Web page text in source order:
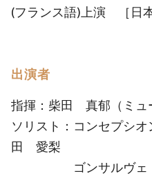
(フランス語)上演 ［日
出演者
指揮：柴田 真郁（ミュ
ソリスト：コンセプシ
田 愛梨
ゴンサルヴェ（独